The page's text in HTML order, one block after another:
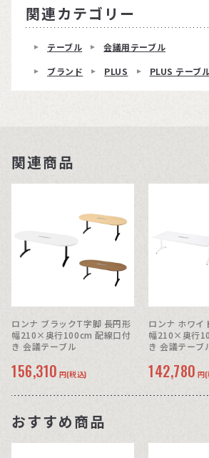
関連カテゴリー
テーブル
会議用テーブル
ブランド
PLUS PLUS テーブ
関連商品
ロンナ ブラックT字脚 長円形
幅210×奥行100cm 配線口付
き 会議テーブル
156,310 円(税込)
ロンナ ホワイ
幅210×奥行
き 会議テーブ
142,780 円
おすすめ商品